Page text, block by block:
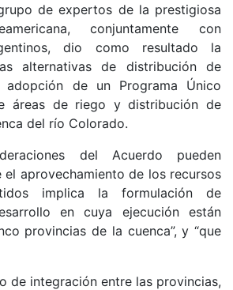
de expertos de la prestigiosa
conjuntamente con
dio como resultado la
alternativas de distribución de
adopción de un Programa Único
áreas de riego y distribución de
del río Colorado.
del Acuerdo pueden
el aprovechamiento de los recursos
implica la formulación de
en cuya ejecución están
provincias de la cuenca”, y “que
de integración entre las provincias,